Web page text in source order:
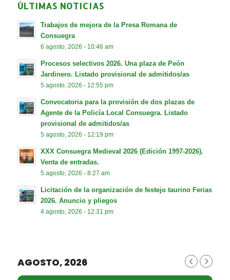
ÚLTIMAS NOTICIAS
Trabajos de mejora de la Presa Romana de
Consuegra
6 agosto, 2026 - 10:46 am
Procesos selectivos 2026. Una plaza de Peón
Jardinero. Listado provisional de admitidos/as
5 agosto, 2026 - 12:55 pm
Convocatoria para la provisión de dos plazas de
Agente de la Policía Local Consuegra. Listado
provisional de admitidos/as
5 agosto, 2026 - 12:19 pm
XXX Consuegra Medieval 2026 (Edición 1997-2026).
Venta de entradas.
5 agosto, 2026 - 8:27 am
Licitación de la organización de festejo taurino Ferias
2026. Anuncio y pliegos
4 agosto, 2026 - 12:31 pm
AGOSTO, 2026